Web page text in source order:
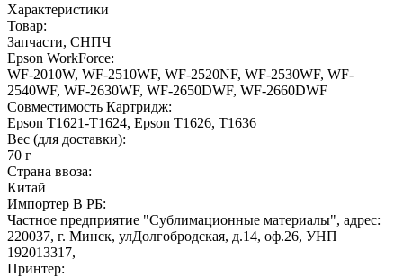
Характеристики
Товар:
Запчасти, СНПЧ
Epson WorkForce:
WF-2010W, WF-2510WF, WF-2520NF, WF-2530WF, WF-
2540WF, WF-2630WF, WF-2650DWF, WF-2660DWF
Совместимость Картридж:
Epson T1621-T1624, Epson T1626, T1636
Вес (для доставки):
70 г
Страна ввоза:
Китай
Импортер В РБ:
Частное предприятие "Сублимационные материалы", адрес:
220037, г. Минск, улДолгобродская, д.14, оф.26, УНП
192013317,
Принтер: